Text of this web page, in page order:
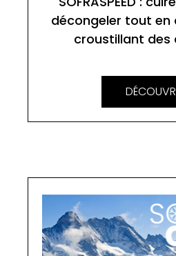
décongeler tout en
croustillant des